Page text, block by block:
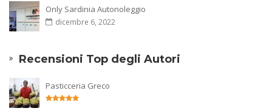
Only Sardinia Autonoleggio
dicembre 6, 2022
Recensioni Top degli Autori
Pasticceria Greco